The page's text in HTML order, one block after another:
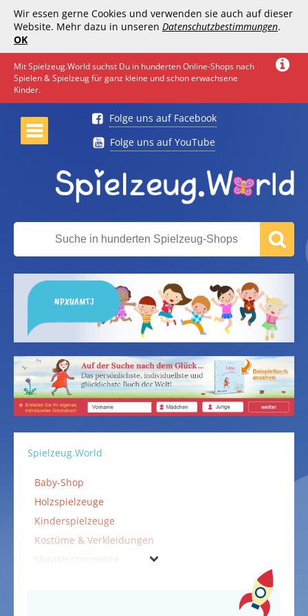
Wir essen gerne Cookies und verwenden sie auch auf dieser
Website. Mehr dazu in unseren Datenschutzbestimmungen.
OK
Mit Spielzeug.World suchst Du in hunderten Online-Shops nach
Spielen & Spielzeug für ganz kleine und schon erwachsene
Kinder.
Folge uns auf Facebook
Folge uns auf YouTube
NPXUAMTJ
Spielzeug.World
Baby-Shop
Holzspielzeuge
Kinderspielzeuge
Kostüme & Verkleidungen
Musikinstrumente